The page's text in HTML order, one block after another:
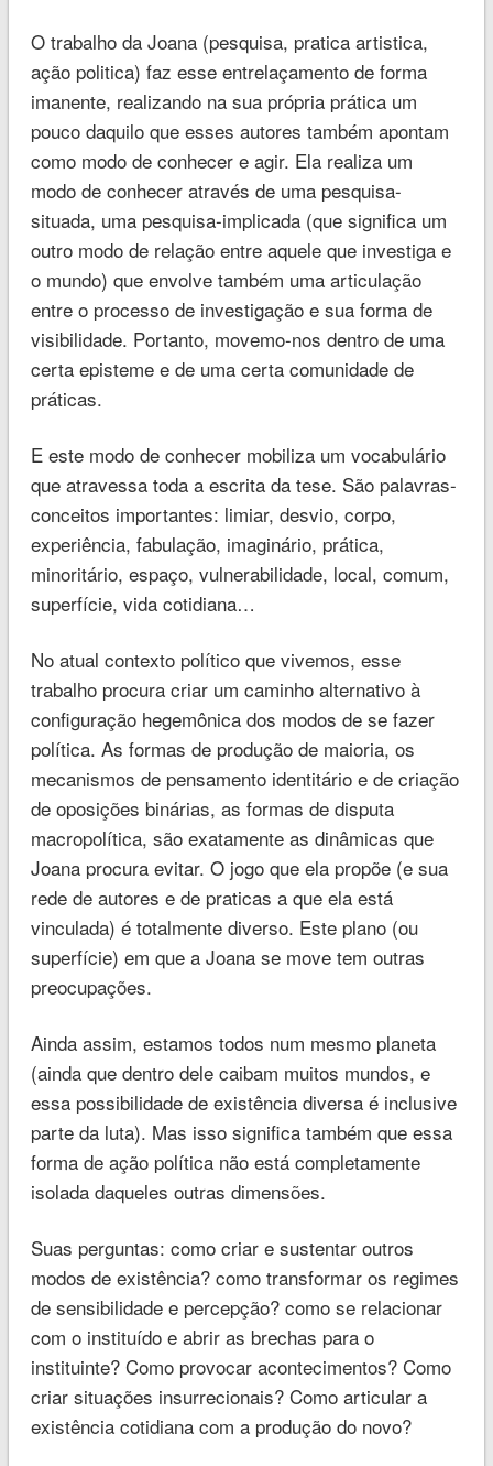
O trabalho da Joana (pesquisa, pratica artistica,
ação politica) faz esse entrelaçamento de forma
imanente, realizando na sua própria prática um
pouco daquilo que esses autores também apontam
como modo de conhecer e agir. Ela realiza um
modo de conhecer através de uma pesquisa-
situada, uma pesquisa-implicada (que significa um
outro modo de relação entre aquele que investiga e
o mundo) que envolve também uma articulação
entre o processo de investigação e sua forma de
visibilidade. Portanto, movemo-nos dentro de uma
certa episteme e de uma certa comunidade de
práticas.
E este modo de conhecer mobiliza um vocabulário
que atravessa toda a escrita da tese. São palavras-
conceitos importantes: limiar, desvio, corpo,
experiência, fabulação, imaginário, prática,
minoritário, espaço, vulnerabilidade, local, comum,
superfície, vida cotidiana…
No atual contexto político que vivemos, esse
trabalho procura criar um caminho alternativo à
configuração hegemônica dos modos de se fazer
política. As formas de produção de maioria, os
mecanismos de pensamento identitário e de criação
de oposições binárias, as formas de disputa
macropolítica, são exatamente as dinâmicas que
Joana procura evitar. O jogo que ela propõe (e sua
rede de autores e de praticas a que ela está
vinculada) é totalmente diverso. Este plano (ou
superfície) em que a Joana se move tem outras
preocupações.
Ainda assim, estamos todos num mesmo planeta
(ainda que dentro dele caibam muitos mundos, e
essa possibilidade de existência diversa é inclusive
parte da luta). Mas isso significa também que essa
forma de ação política não está completamente
isolada daqueles outras dimensões.
Suas perguntas: como criar e sustentar outros
modos de existência? como transformar os regimes
de sensibilidade e percepção? como se relacionar
com o instituído e abrir as brechas para o
instituinte? Como provocar acontecimentos? Como
criar situações insurrecionais? Como articular a
existência cotidiana com a produção do novo?